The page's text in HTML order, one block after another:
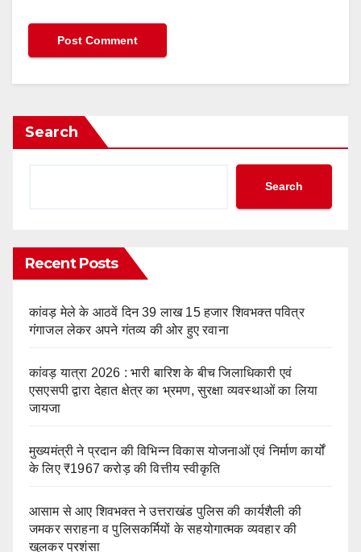
Search
Search
Recent Posts
कांवड़ मेले के आठवें दिन 39 लाख 15 हजार शिवभक्त पवित्र
गंगाजल लेकर अपने गंतव्य की ओर हुए रवाना
कांवड़ यात्रा 2026 : भारी बारिश के बीच जिलाधिकारी एवं
एसएसपी द्वारा देहात क्षेत्र का भ्रमण, सुरक्षा व्यवस्थाओं का लिया
जायजा
मुख्यमंत्री ने प्रदान की विभिन्न विकास योजनाओं एवं निर्माण कार्यों
के लिए ₹1967 करोड़ की वित्तीय स्वीकृति
आसाम से आए शिवभक्त ने उत्तराखंड पुलिस की कार्यशैली की
जमकर सराहना व पुलिसकर्मियों के सहयोगात्मक व्यवहार की
खुलकर प्रशंसा